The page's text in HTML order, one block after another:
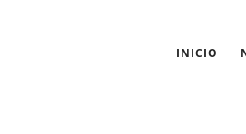
INICIO